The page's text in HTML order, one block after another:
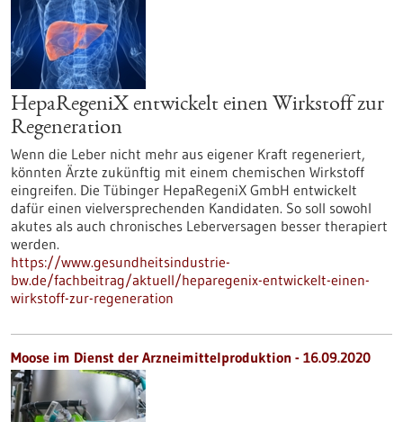
HepaRegeniX entwickelt einen Wirkstoff zur
Regeneration
Wenn die Leber nicht mehr aus eigener Kraft regeneriert,
könnten Ärzte zukünftig mit einem chemischen Wirkstoff
eingreifen. Die Tübinger HepaRegeniX GmbH entwickelt
dafür einen vielversprechenden Kandidaten. So soll sowohl
akutes als auch chronisches Leberversagen besser therapiert
werden.
https://www.gesundheitsindustrie-
bw.de/fachbeitrag/aktuell/heparegenix-entwickelt-einen-
wirkstoff-zur-regeneration
Moose im Dienst der Arzneimittelproduktion - 16.09.2020